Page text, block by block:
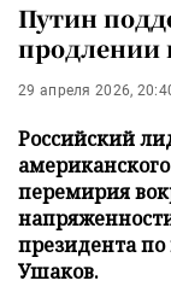
Путин
продлении
29 апреля 2026,
Российский
перемирия
президента
Ушаков.